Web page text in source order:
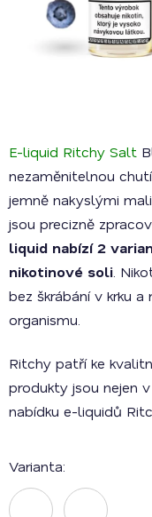
E-liquid Ritchy Salt
nezaměnitelnou
jemně nakyslými
jsou precizně
liquid nabízí 2
nikotinové soli .
bez škrábání v krku
organismu.
Ritchy patří ke
produkty jsou nejen
nabídku e-liquidů
Varianta: